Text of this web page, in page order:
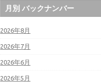
月別 バックナンバー
2026年8月
2026年7月
2026年6月
2026年5月